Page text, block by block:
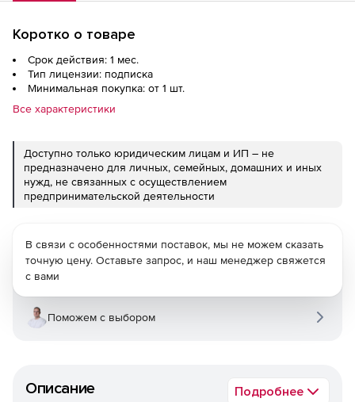
Коротко о товаре
Срок действия: 1 мес.
Тип лицензии: подписка
Минимальная покупка: от 1 шт.
Все характеристики
Доступно только юридическим лицам и ИП – не
предназначено для личных, семейных, домашних и иных
нужд, не связанных с осуществлением
предпринимательской деятельности
Описание Подробнее
В связи с особенностями поставок, мы не можем сказать
точную цену. Оставьте запрос, и наш менеджер свяжется
с вами
Поможем с выбором